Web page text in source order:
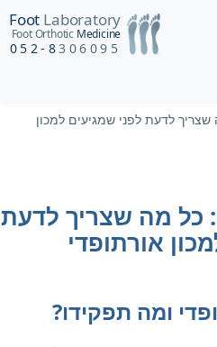
Foot Laboratory
Foot Orthotic Medicine
052-8306095
לדעת לפני שמגיעים למכון
כל מה שצריך לדעת
אורתופדי